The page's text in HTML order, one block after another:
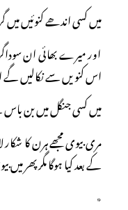
میں کسی اندھے کنوئیں میں
اور میرے بھائی ان
اس کنویں سے نکالیں گے
میں کسی جنگل میں بن
مری بیوی مجھے ہرن کا
کے بعد کیا ہوگا مگر پھر
٭